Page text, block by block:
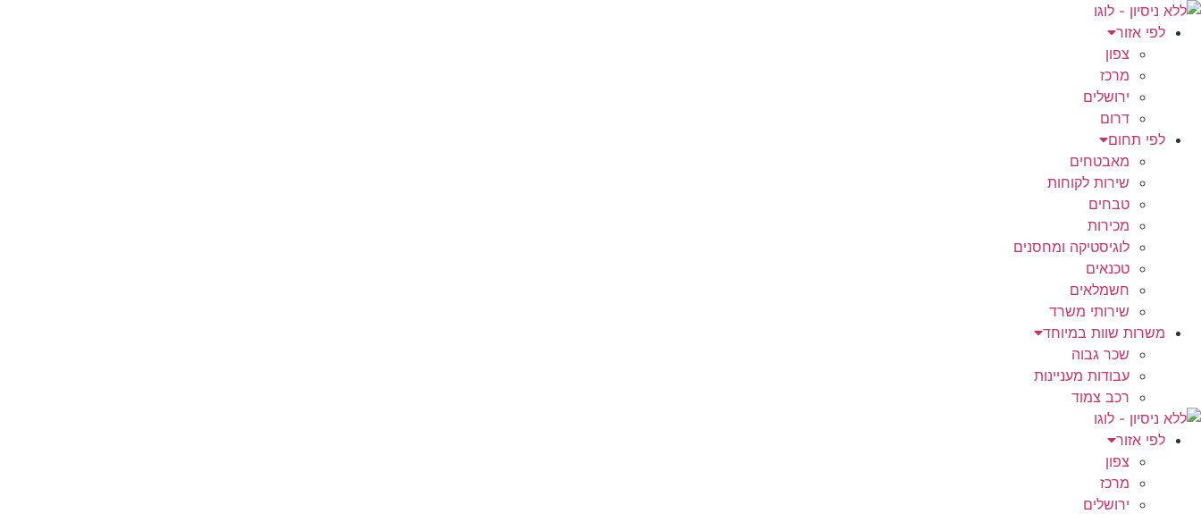
דלג
לתוכן לפי אזור
צפון
מרכז
ירושלים
דרום
לפי תחום
מאבטחים
שירות לקוחות
טבחים
מכירות
לוגיסטיקה ומחסנים
טכנאים
חשמלאים
שירותי משרד
משרות שוות במיוחד
שכר גבוה
עבודות מעניינות
רכב צמוד
לפי אזור
צפון
מרכז
ירושלים